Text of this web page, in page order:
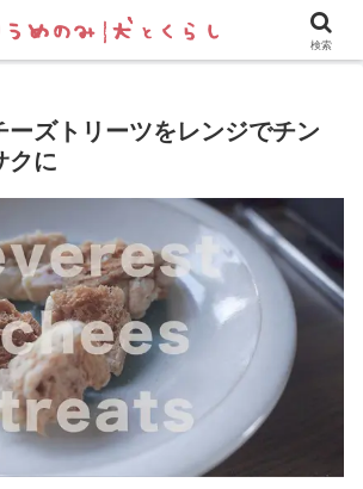
フレブル飼い方・しつけ ペットグッズ&
ーズトリーツをレンジでチン
クに
検索